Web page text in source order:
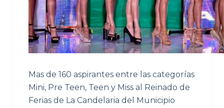
Mas de 160 aspirantes entre las categorías
Mini, Pre Teen, Teen y Miss al Reinado de
Ferias de La Candelaria del Municipio